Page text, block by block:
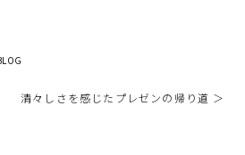
清々しさを感じたプレゼンの帰り道 ＞